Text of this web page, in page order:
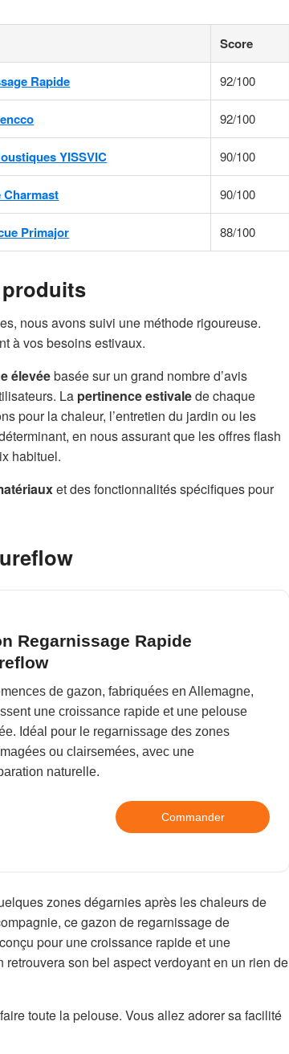
Score
Rapide 92/100
92/100
YISSVIC 90/100
Charmast 90/100
Primajor 88/100
nous avons suivi une méthode rigoureuse.
à vos besoins estivaux.
élevéebasée sur un grand nombre d’avis
La pertinence estivalede chaque
pour la chaleur, l’entretien du jardin ou les
en nous assurant que les offres flash
habituel.
et des fonctionnalités spécifiques pour
Regarnissage Rapide
de gazon, fabriquées en Allemagne,
une croissance rapide et une pelouse
Idéal pour le regarnissage des zones
ou clairsemées, avec une
naturelle.
Commander
zones dégarnies après les chaleurs de
ce gazon de regarnissage de
pour une croissance rapide et une
son bel aspect verdoyant en un rien de
toute la pelouse. Vous allez adorer sa facilité